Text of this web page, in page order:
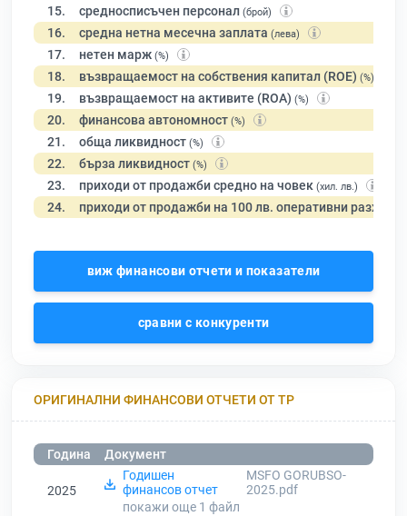
15. средносписъчен персонал (брой)
16. средна нетна месечна заплата (лева)
17. нетен марж (%)
18. възвращаемост на собствения капитал (ROE) (%)
19. възвращаемост на активите (ROA) (%)
20. финансова автономност (%)
21. обща ликвидност (%)
22. бърза ликвидност (%)
23. приходи от продажби средно на човек (хил. лв.)
24. приходи от продажби на 100 лв. оперативни разходи
виж финансови отчети и показатели
сравни с конкуренти
ОРИГИНАЛНИ ФИНАНСОВИ ОТЧЕТИ ОТ ТР
Година Документ
2025
Годишен
финансов отчет
MSFO GORUBSO-
2025.pdf
покажи още 1 файл